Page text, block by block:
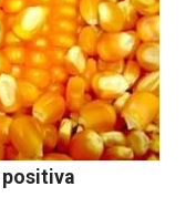
positiva